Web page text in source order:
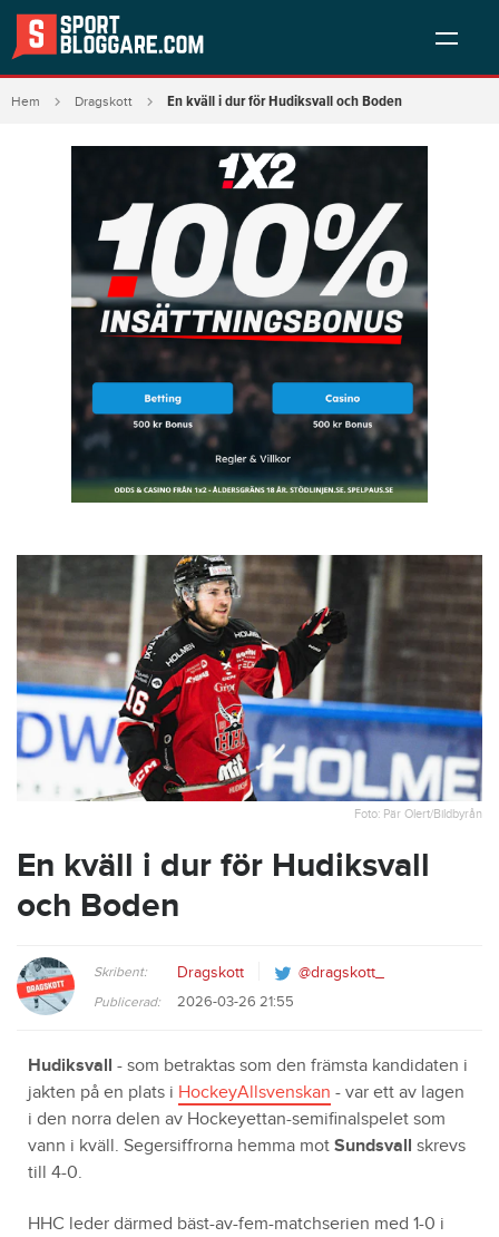
Hem Dragskott En kväll i dur för Hudiksvall och Boden
Foto: Pär Olert/Bildbyrån
En kväll i dur för Hudiksvall
och Boden
Skribent: Dragskott @dragskott_
Publicerad: 2026-03-26 21:55
Hudiksvall - som betraktas som den främsta kandidaten i
jakten på en plats i HockeyAllsvenskan - var ett av lagen
i den norra delen av Hockeyettan-semifinalspelet som
vann i kväll. Segersiffrorna hemma mot Sundsvall skrevs
till 4-0.
HHC leder därmed bäst-av-fem-matchserien med 1-0 i